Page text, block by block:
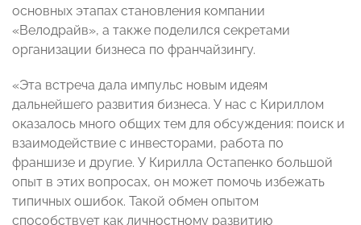
основных этапах становления компании
«Велодрайв», а также поделился секретами
организации бизнеса по франчайзингу.
«Эта встреча дала импульс новым идеям
дальнейшего развития бизнеса. У нас с Кириллом
оказалось много общих тем для обсуждения: поиск и
взаимодействие с инвесторами, работа по
франшизе и другие. У Кирилла Остапенко большой
опыт в этих вопросах, он может помочь избежать
типичных ошибок. Такой обмен опытом
способствует как личностному развитию